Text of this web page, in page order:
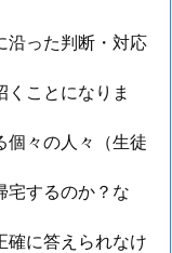
沿った判断・対応
ことになりま
個々の人々（生徒
宅するのか？な
確に答えられなけ